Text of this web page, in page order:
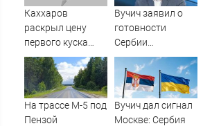
Каххаров
раскрыл цену
первого куска
торта Клавы Коки
и Масленникова
Вучич заявил о
готовности
Сербии
содействовать
интеграции
Украины в
Евросоюз -
Новости на
На трассе М-5 под
Пензой
Вучич дал сигнал
Москве: Сербия